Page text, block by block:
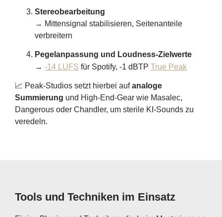
Stereobearbeitung
→ Mittensignal stabilisieren, Seitenanteile
verbreitern
Pegelanpassung und Loudness-Zielwerte
→ -14 LUFS für Spotify, -1 dBTP True Peak
📈 Peak-Studios setzt hierbei aufanaloge
Summierung und High-End-Gear wie Masalec,
Dangerous oder Chandler, um sterile KI-Sounds zu
veredeln.
Tools und Techniken im Einsatz